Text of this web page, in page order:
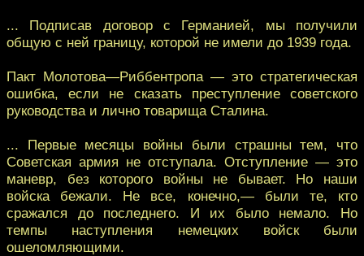
... Подписав договор с Германией, мы получили
общую с ней границу, которой не имели до 1939 года.
Пакт Молотова—Риббентропа — это стратегическая
ошибка, если не сказать преступление советского
руководства и лично товарища Сталина.
... Первые месяцы войны были страшны тем, что
Советская армия не отступала. Отступление — это
маневр, без которого войны не бывает. Но наши
войска бежали. Не все, конечно,— были те, кто
сражался до последнего. И их было немало. Но
темпы наступления немецких войск были
ошеломляющими.